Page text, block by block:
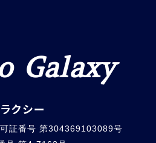
Galaxy
クシー
証番号 第304369103089号